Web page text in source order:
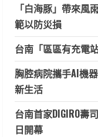
「白海豚」帶來風
範以防災損
台南「區區有充電
胸腔病院攜手AI機
新生活
台南首家DIGIRO壽
日開幕